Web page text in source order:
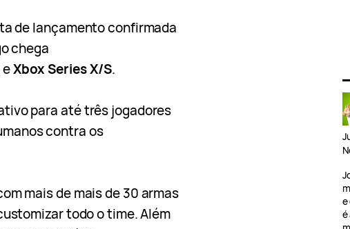
de lançamento confirmada
chega
eXbox Series X/S.
para até três jogadores
contra os
mais de mais de 30 armas
todo o time. Além
e
é